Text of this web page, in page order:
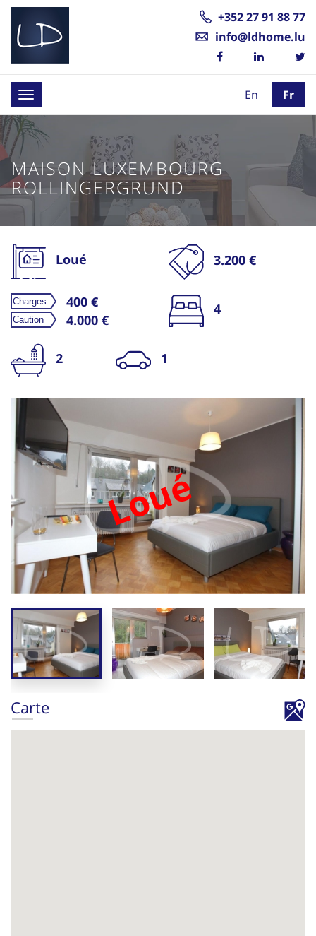
+352 27 91 88 77
info@ldhome.lu
Toggle
navigation
En Fr
MAISON LUXEMBOURG
ROLLINGERGRUND
Loué 3.200 €
400 €
4.000 €
4
2 1
Loué
Carte